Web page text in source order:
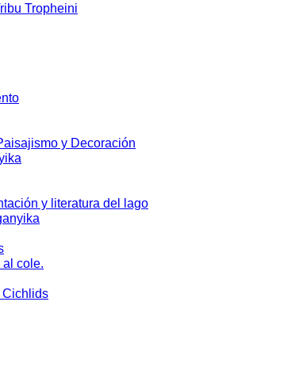
Tropheini
y Decoración
y literatura del lago
cole.